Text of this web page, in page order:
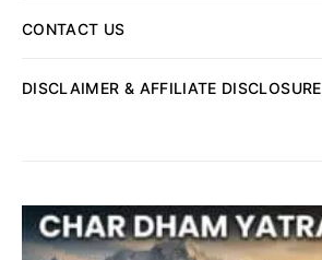
CONTACT US
DISCLAIMER & AFFILIATE DISCLOSURE